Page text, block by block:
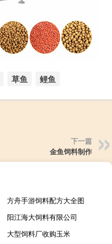
草鱼 鲤鱼
下一篇
金鱼饲料制作
方舟手游饲料配方大全图
阳江海大饲料有限公司
大型饲料厂收购玉米